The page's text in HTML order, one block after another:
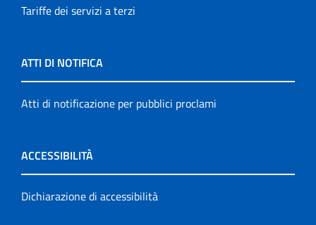
Tariffe dei servizi a terzi
ATTI DI NOTIFICA
Atti di notificazione per pubblici proclami
ACCESSIBILITÀ
Dichiarazione di accessibilità